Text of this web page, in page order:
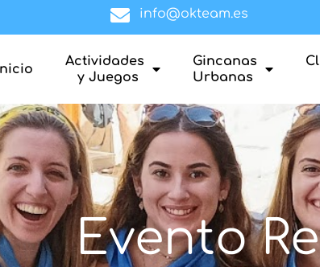
info@okteam.es
Actividades
y Juegos
Gincanas
Urbanas
Evento